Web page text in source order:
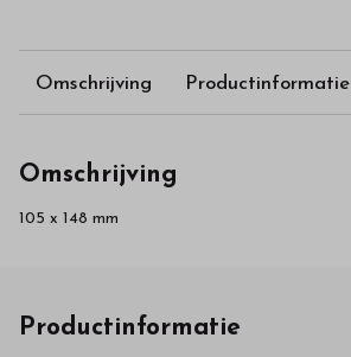
Omschrijving Productinformatie
Omschrijving
105 x 148 mm
Productinformatie